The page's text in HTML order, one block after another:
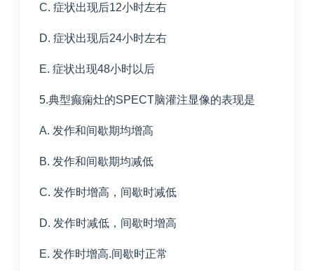
C. 症状出现后12小时左右
D. 症状出现后24小时左右
E. 症状出现48小时以后
5.典型癫痫灶的SPECT脑灌注显像的表现是
A. 发作和间歇期均增高
B. 发作和间歇期均减低
C. 发作时增高，间歇时减低
D. 发作时减低，间歇时增高
E. 发作时增高.间歇时正常